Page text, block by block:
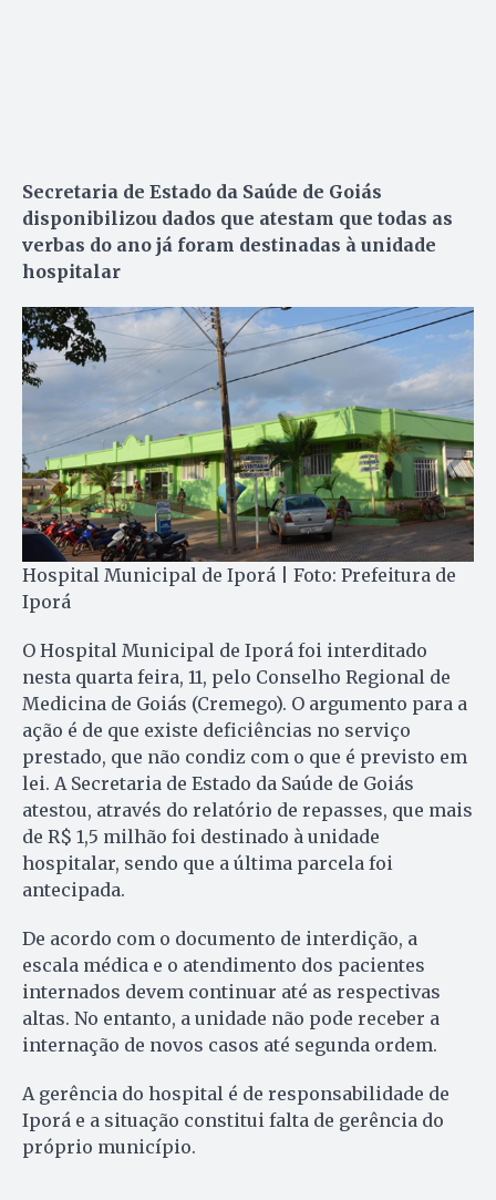
Secretaria de Estado da Saúde de Goiás
disponibilizou dados que atestam que todas as
verbas do ano já foram destinadas à unidade
hospitalar
Hospital Municipal de Iporá | Foto: Prefeitura de
Iporá
O Hospital Municipal de Iporá foi interditado
nesta quarta feira, 11, pelo Conselho Regional de
Medicina de Goiás (Cremego). O argumento para a
ação é de que existe deficiências no serviço
prestado, que não condiz com o que é previsto em
lei. A Secretaria de Estado da Saúde de Goiás
atestou, através do relatório de repasses, que mais
de R$ 1,5 milhão foi destinado à unidade
hospitalar, sendo que a última parcela foi
antecipada.
De acordo com o documento de interdição, a
escala médica e o atendimento dos pacientes
internados devem continuar até as respectivas
altas. No entanto, a unidade não pode receber a
internação de novos casos até segunda ordem.
A gerência do hospital é de responsabilidade de
Iporá e a situação constitui falta de gerência do
próprio município.